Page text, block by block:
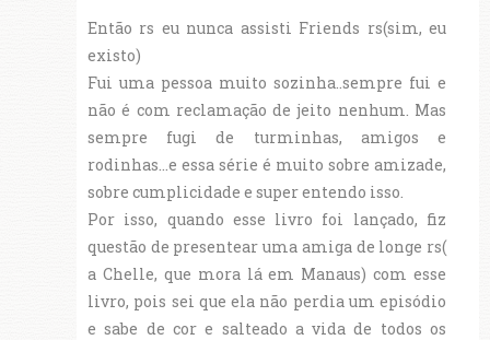
Então rs eu nunca assisti Friends rs(sim, eu
existo)
Fui uma pessoa muito sozinha..sempre fui e
não é com reclamação de jeito nenhum. Mas
sempre fugi de turminhas, amigos e
rodinhas...e essa série é muito sobre amizade,
sobre cumplicidade e super entendo isso.
Por isso, quando esse livro foi lançado, fiz
questão de presentear uma amiga de longe rs(
a Chelle, que mora lá em Manaus) com esse
livro, pois sei que ela não perdia um episódio
e sabe de cor e salteado a vida de todos os